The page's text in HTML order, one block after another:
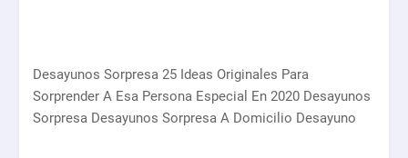
Desayunos Sorpresa 25 Ideas Originales Para
Sorprender A Esa Persona Especial En 2020 Desayunos
Sorpresa Desayunos Sorpresa A Domicilio Desayuno